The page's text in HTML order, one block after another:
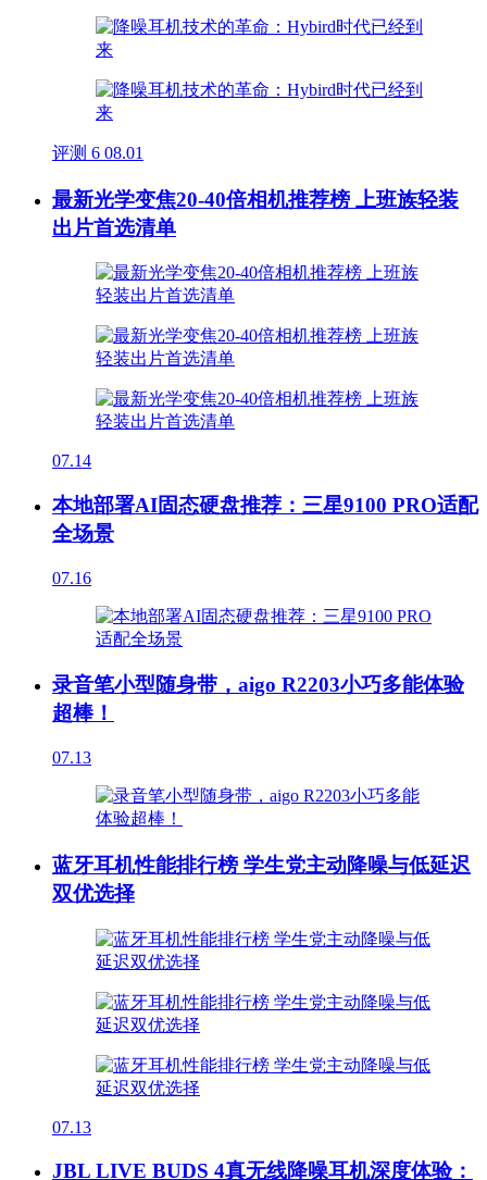
评测 6 08.01
最新光学变焦20-40倍相机推荐榜 上班族轻装
出片首选清单
07.14
本地部署AI固态硬盘推荐：三星9100 PRO适配
全场景
07.16
录音笔小型随身带，aigo R2203小巧多能体验
超棒！
07.13
蓝牙耳机性能排行榜 学生党主动降噪与低延迟
双优选择
07.13
JBL LIVE BUDS 4真无线降噪耳机深度体验：